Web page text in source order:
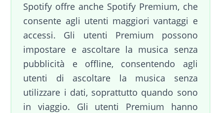
Spotify offre anche Spotify Premium, che
consente agli utenti maggiori vantaggi e
accessi. Gli utenti Premium possono
impostare e ascoltare la musica senza
pubblicità e offline, consentendo agli
utenti di ascoltare la musica senza
utilizzare i dati, soprattutto quando sono
in viaggio. Gli utenti Premium hanno